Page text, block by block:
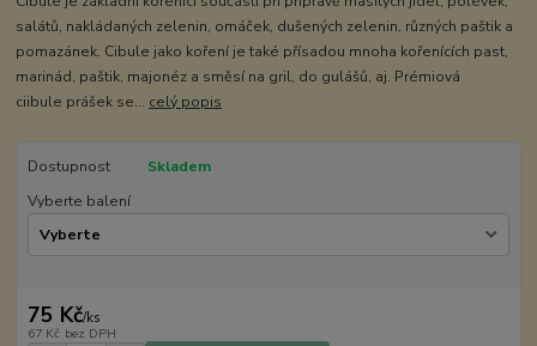
salátů, nakládaných zelenin, omáček, dušených zelenin, různých paštik a
pomazánek. Cibule jako koření je také přísadou mnoha kořenících past,
marinád, paštik, majonéz a směsí na gril, do gulášů, aj. Prémiová
ciibule prášek se... celý popis
Dostupnost
Skladem
Vyberte balení
75 Kč/ks
67 Kč bez DPH